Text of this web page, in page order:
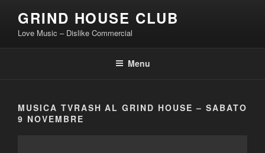
content
GRIND HOUSE CLUB
Love Music – Dislike Commercial
Menu
MUSICA TVRASH AL GRIND HOUSE – SABATO
9 NOVEMBRE